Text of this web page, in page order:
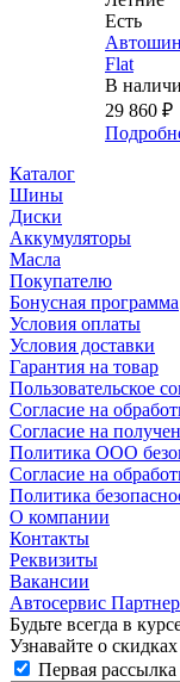
Есть
Flat
В
29 860 ₽
Каталог
Шины
Диски
Аккумуляторы
Масла
Покупателю
Бонусная программа
Условия оплаты
Условия доставки
Гарантия на товар
Пользовательское
Согласие на
Согласие на
Политика ООО
Согласие на
Политика
О компании
Контакты
Реквизиты
Вакансии
Автосервис
Будьте всегда в
Узнавайте о
Первая рассылка